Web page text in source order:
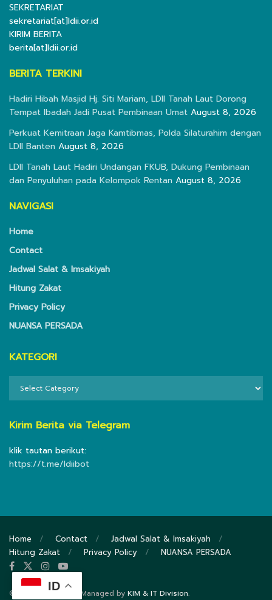
SEKRETARIAT
sekretariat[at]ldii.or.id
KIRIM BERITA
berita[at]ldii.or.id
BERITA TERKINI
Hadiri Hibah Masjid Hj. Siti Mariam, LDII Tanah Laut Dorong
Tempat Ibadah Jadi Pusat Pembinaan Umat August 8, 2026
Perkuat Kemitraan Jaga Kamtibmas, Polda Silaturahim dengan
LDII Banten August 8, 2026
LDII Tanah Laut Hadiri Undangan FKUB, Dukung Pembinaan
dan Penyuluhan pada Kelompok Rentan August 8, 2026
NAVIGASI
Home
Contact
Jadwal Salat & Imsakiyah
Hitung Zakat
Privacy Policy
NUANSA PERSADA
KATEGORI
Kirim Berita via Telegram
klik tautan berikut:
https://t.me/ldiibot
Home Contact
Jadwal Salat & Imsakiyah
Hitung Zakat
Privacy Policy NUANSA PERSADA
© 2020 DPP LDII - Managed by KIM & IT Division.
ID